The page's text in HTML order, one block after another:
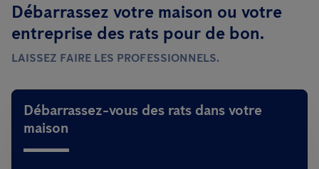
Débarrassez votre maison ou votre
entreprise des rats pour de bon.
LAISSEZ FAIRE LES PROFESSIONNELS.
Débarrassez-vous des rats dans votre
maison